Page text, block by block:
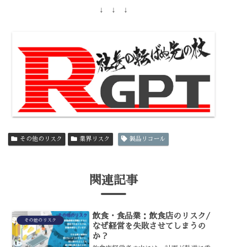
↓ ↓ ↓
その他のリスク 業界リスク 製品リコール
関連記事
その他のリスク
飲食・食品業：飲食店のリスク/
なぜ経営を失敗させてしまうの
か？